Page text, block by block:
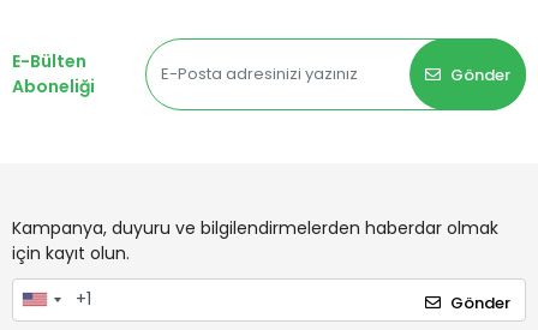
E-Bülten
Aboneliği
Gönder
Kampanya, duyuru ve bilgilendirmelerden haberdar olmak
için kayıt olun.
Gönder